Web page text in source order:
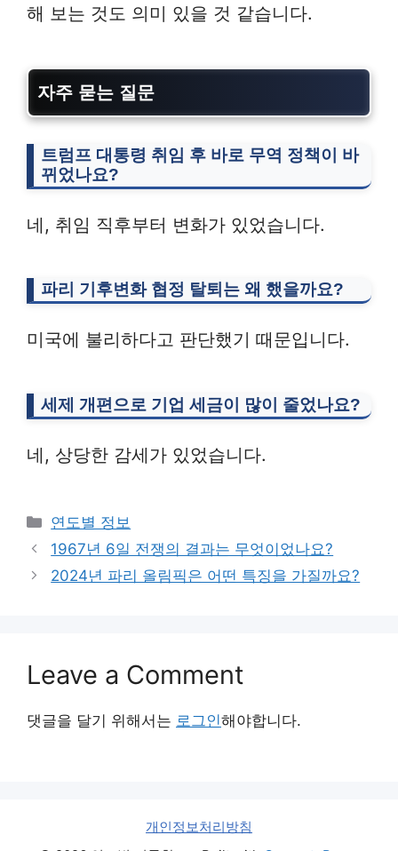
해 보는 것도 의미 있을 것 같습니다.
자주 묻는 질문
트럼프 대통령 취임 후 바로 무역 정책이 바
뀌었나요?
네, 취임 직후부터 변화가 있었습니다.
파리 기후변화 협정 탈퇴는 왜 했을까요?
미국에 불리하다고 판단했기 때문입니다.
세제 개편으로 기업 세금이 많이 줄었나요?
네, 상당한 감세가 있었습니다.
Categories
연도별 정보
1967년 6일 전쟁의 결과는 무엇이었나요?
2024년 파리 올림픽은 어떤 특징을 가질까요?
Leave a Comment
댓글을 달기 위해서는 로그인해야합니다.
개인정보처리방침